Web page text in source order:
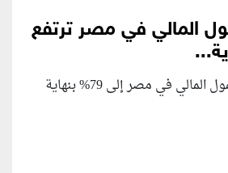
المالي في مصر ترتفع
ارتفعت معدلات الشمول المالي في مصر إلى 79% بنهاية